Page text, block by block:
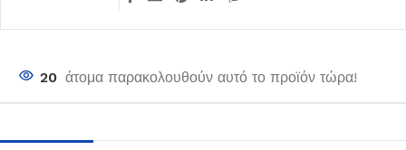
20 άτομα παρακολουθούν αυτό το προϊόν τώρα!